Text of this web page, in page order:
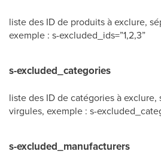
liste des ID de produits à exclure,
exemple : s-excluded_ids=”1,2,3”
s-excluded_categories
liste des ID de catégories à exclure,
virgules, exemple : s-
s-excluded_manufacturers